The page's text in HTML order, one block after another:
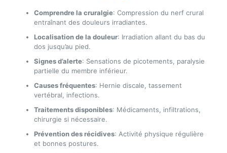
Comprendre la cruralgie: Compression du nerf crural
entraînant des douleurs irradiantes.
Localisation de la douleur: Irradiation allant du bas du
dos jusqu’au pied.
Signes d’alerte: Sensations de picotements, paralysie
partielle du membre inférieur.
Causes fréquentes: Hernie discale, tassement
vertébral, infections.
Traitements disponibles: Médicaments, infiltrations,
chirurgie si nécessaire.
Prévention des récidives: Activité physique régulière
et bonnes postures.